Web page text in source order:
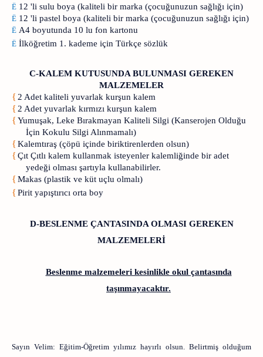
Ë 12 'li sulu boya (kaliteli bir marka (çocuğunuzun sağlığı için)
Ë 12 'li pastel boya (kaliteli bir marka (çocuğunuzun sağlığı için)
Ë A4 boyutunda 10 lu fon kartonu
Ë İlköğretim 1. kademe için Türkçe sözlük
C-KALEM KUTUSUNDA BULUNMASI GEREKEN
MALZEMELER
{ 2 Adet kaliteli yuvarlak kurşun kalem
{ 2 Adet yuvarlak kırmızı kurşun kalem
{Yumuşak, Leke Bırakmayan Kaliteli Silgi (Kanserojen Olduğu
İçin Kokulu Silgi Alınmamalı)
{Kalemtıraş (çöpü içinde biriktirenlerden olsun)
{Çıt Çıtlı kalem kullanmak isteyenler kalemliğinde bir adet
yedeği olması şartıyla kullanabilirler.
{Makas (plastik ve küt uçlu olmalı)
{Pirit yapıştırıcı orta boy
D-BESLENME ÇANTASINDA OLMASI GEREKEN
MALZEMELERİ
Beslenme malzemeleri kesinlikle okul çantasında
taşınmayacaktır.
Sayın Velim: Eğitim-Öğretim yılımız hayırlı olsun. Belirtmiş olduğum